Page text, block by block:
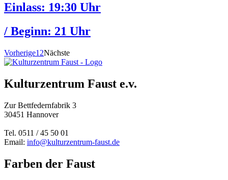
Einlass: 19:30 Uhr
/ Beginn: 21 Uhr
Vorherige1 2Nächste
Kulturzentrum Faust e.v.
Zur Bettfedernfabrik 3
30451 Hannover
Tel. 0511 / 45 50 01
Email: info@kulturzentrum-faust.de
Farben der Faust